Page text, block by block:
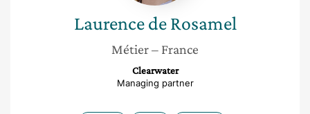
Laurence de Rosamel
Métier– France
Clearwater
Managing partner